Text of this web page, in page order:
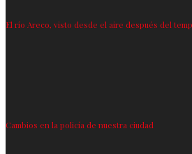
El río Areco, visto desde el aire después del
Cambios en la policía de nuestra ciudad